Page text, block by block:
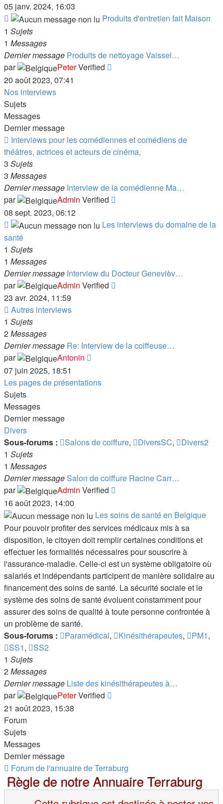
dernier
05 janv. 2024, 16:03
Flux
-
Produits
d'entretien
fait
Maison
Produits d'entretien fait Maison
1 Sujets
1 Messages
Dernier message Produits de nettoyage Vaissel…
par
PeterVerified
20 août 2023, 07:41
Nos interviews
Sujets
Messages
Dernier message
Flux
-
Interviews
pour
les
comédiennes
et
comédiens
de
théâtres,
actrices
et
acteurs
de
cinéma,
Interviews pour les comédiennes et comédiens de
théâtres, actrices et acteurs de cinéma,
3 Sujets
3 Messages
Dernier message Interview de la comédienne Ma…
par
Admin Verified
dernier
08 sept. 2023, 06:12
Flux
-
Les
interviews
du
domaine
de
la
santé
Les interviews du domaine de la
santé
1 Sujets
1 Messages
Dernier message Interview du Docteur Genevièv…
par
Admin Verified
23 avr. 2024, 11:59
Flux
-
Autres
interviews
Autres interviews
1 Sujets
2Messages
Dernier message Re: Interview de la coiffeuse…
par
Antonin
dernier
07 juin 2025, 18:51
Les pages de présentations
Sujets
Messages
Dernier message
Divers
Sous-forums :
Salons de coiffure, DiversSC,
Divers2
1 Sujets
1 Messages
Dernier messageSalon de coiffure Racine Carr…
par
Admin Verified
dernier
message
16 août 2023, 14:00
Les soins de santé en Belgique
Pour pouvoir profiter des services médicaux mis à sa
disposition, le citoyen doit remplir certaines conditions et
effectuer les formalités nécessaires pour souscrire à
l'assurance-maladie. Celle-ci est un système obligatoire où
salariés et indépendants participent de manière solidaire au
financement des soins de santé. La sécurité sociale et le
système des soins de santé évoluent constamment pour
assurer des soins de qualité à toute personne confrontée à
un problème de santé.
Sous-forums :
Paramédical, Kinésithérapeutes, PM1,
SS1,
SS2
1 Sujets
2Messages
Dernier message Liste des kinésithérapeutes à…
par
PeterVerified
21 août 2023, 15:38
Forum
Sujets
Messages
Dernier message
Flux
-
Forum
Forum de l'annuaire de Terraburg
Règle de notre Annuaire Terraburg